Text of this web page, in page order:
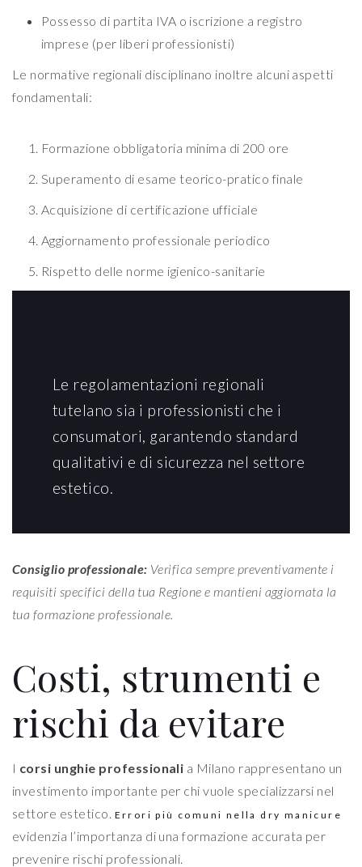
Possesso di partita IVA o iscrizione a registro
imprese (per liberi professionisti)
Le normative regionali disciplinano inoltre alcuni aspetti
fondamentali:
Formazione obbligatoria minima di 200 ore
Superamento di esame teorico-pratico finale
Acquisizione di certificazione ufficiale
Aggiornamento professionale periodico
Rispetto delle norme igienico-sanitarie
Le regolamentazioni regionali
tutelano sia i professionisti che i
consumatori, garantendo standard
qualitativi e di sicurezza nel settore
estetico.
Consiglio professionale: Verifica sempre preventivamente i
requisiti specifici della tua Regione e mantieni aggiornata la
tua formazione professionale.
Costi, strumenti e
rischi da evitare
I corsi unghie professionali a Milano rappresentano un
investimento importante per chi vuole specializzarsi nel
settore estetico. Errori più comuni nella dry manicure
evidenzia l’importanza di una formazione accurata per
prevenire rischi professionali.